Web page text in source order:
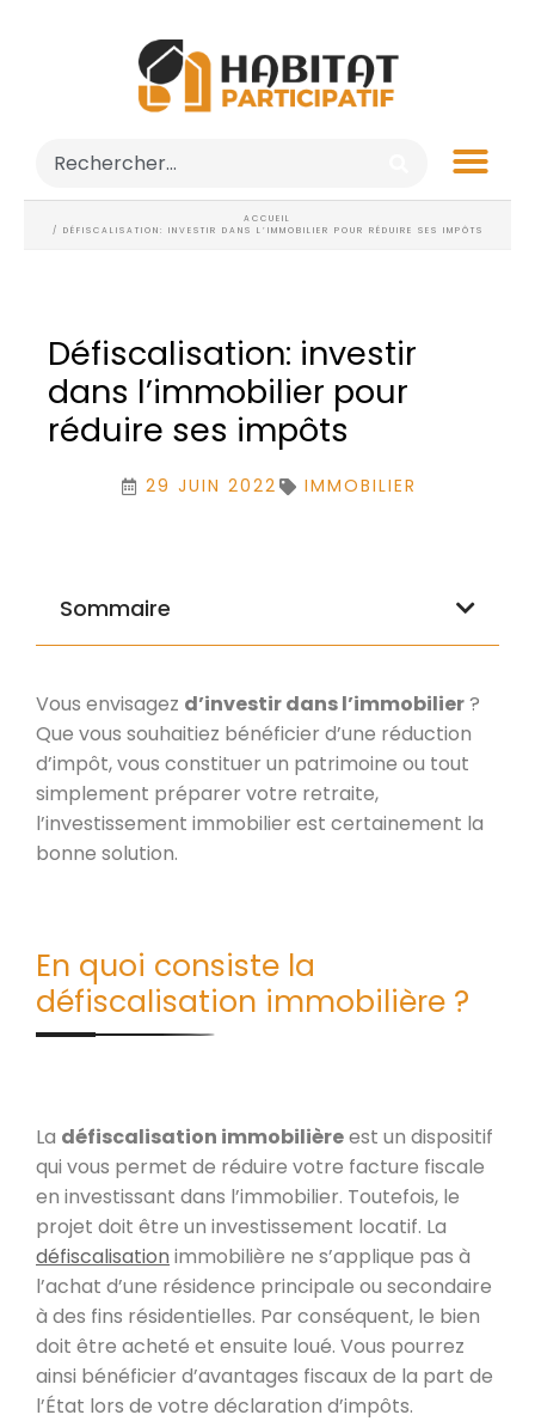
ACCUEIL
/ DÉFISCALISATION: INVESTIR DANS L’IMMOBILIER POUR RÉDUIRE SES IMPÔTS
Défiscalisation: investir
dans l’immobilier pour
réduire ses impôts
29 JUIN 2022 IMMOBILIER
Sommaire
Vous envisagez d’investir dans l’immobilier?
Que vous souhaitiez bénéficier d’une réduction
d’impôt, vous constituer un patrimoine ou tout
simplement préparer votre retraite,
l’investissement immobilier est certainement la
bonne solution.
En quoi consiste la
défiscalisation immobilière ?
La défiscalisation immobilièreest un dispositif
qui vous permet de réduire votre facture fiscale
en investissant dans l’immobilier. Toutefois, le
projet doit être un investissement locatif. La
défiscalisation immobilière ne s’applique pas à
l’achat d’une résidence principale ou secondaire
à des fins résidentielles. Par conséquent, le bien
doit être acheté et ensuite loué. Vous pourrez
ainsi bénéficier d’avantages fiscaux de la part de
l’État lors de votre déclaration d’impôts.